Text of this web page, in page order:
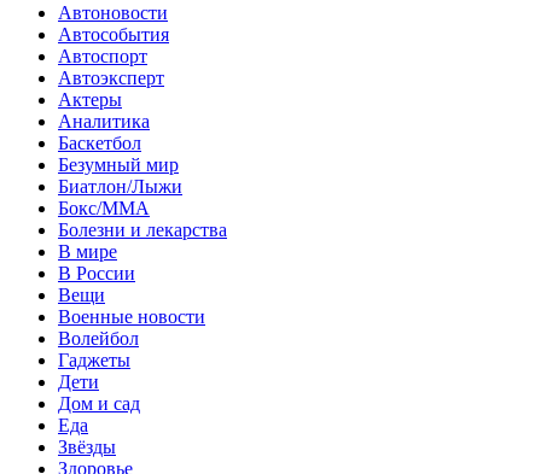
Автоновости
Автособытия
Автоспорт
Автоэксперт
Актеры
Аналитика
Баскетбол
Безумный мир
Биатлон/Лыжи
Бокс/MMA
Болезни и лекарства
В мире
В России
Вещи
Военные новости
Волейбол
Гаджеты
Дети
Дом и сад
Еда
Звёзды
Здоровье